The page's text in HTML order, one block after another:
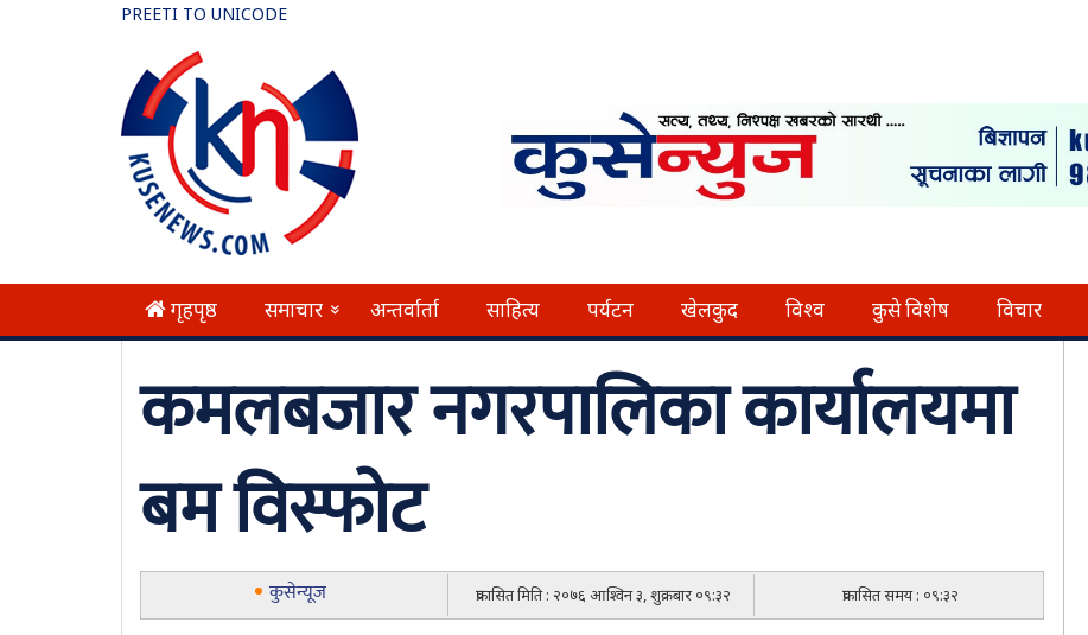
PREETI TO UNICODE
गृहपृष्ठ समाचार » अन्तर्वार्ता साहित्य पर्यटन खेलकुद विश्व कुसे विशेष विचार
कमलबजार नगरपालिका कार्यालयमा
बम विस्फोट
कुसेन्यूज प्रकासित मिति : २०७६ आश्विन ३, शुक्रबार ०९:३२ प्रकासित समय : ०९:३२